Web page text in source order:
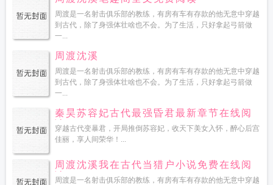
周渡是一名射击俱乐部的教练，有房有车有存款的他无意中穿越
到古代，除了身强体壮啥也不会。为了生活，只好拿起弓箭做
一...
周渡沈溪
周渡是一名射击俱乐部的教练，有房有车有存款的他无意中穿越
到古代，除了身强体壮啥也不会。为了生活，只好拿起弓箭做
一...
秦昊苏容妃古代最强昏君最新章节在线阅
读
穿越古代变暴君，开局推倒苏容妃，收天下美女入怀，醉心后宫
佳丽，享人间荣华！...
周渡沈溪我在古代当猎户小说免费在线阅
读
周渡是一名射击俱乐部的教练，有房有车有存款的他无意中穿越